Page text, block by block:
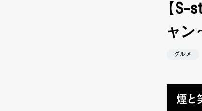
【
ャン
グルメ
煙と